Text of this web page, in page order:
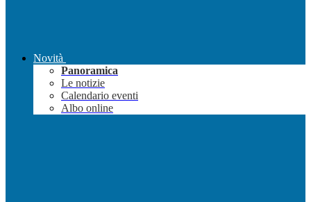
Novità
Panoramica
Le notizie
Calendario eventi
Albo online